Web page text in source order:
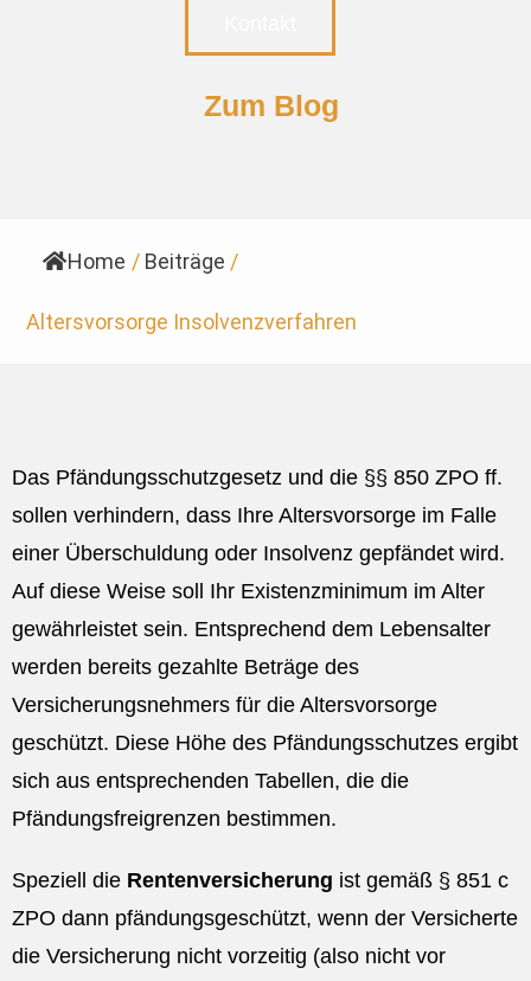
Zum Blog
Home / Beiträge /
Altersvorsorge Insolvenzverfahren
Das Pfändungsschutzgesetz und die §§ 850 ZPO ff.
sollen verhindern, dass Ihre Altersvorsorge im Falle
einer Überschuldung oder Insolvenz gepfändet wird.
Auf diese Weise soll Ihr Existenzminimum im Alter
gewährleistet sein. Entsprechend dem Lebensalter
werden bereits gezahlte Beträge des
Versicherungsnehmers für die Altersvorsorge
geschützt. Diese Höhe des Pfändungsschutzes ergibt
sich aus entsprechenden Tabellen, die die
Pfändungsfreigrenzen bestimmen.
Speziell die Rentenversicherung ist gemäß § 851 c
ZPO dann pfändungsgeschützt, wenn der Versicherte
die Versicherung nicht vorzeitig (also nicht vor